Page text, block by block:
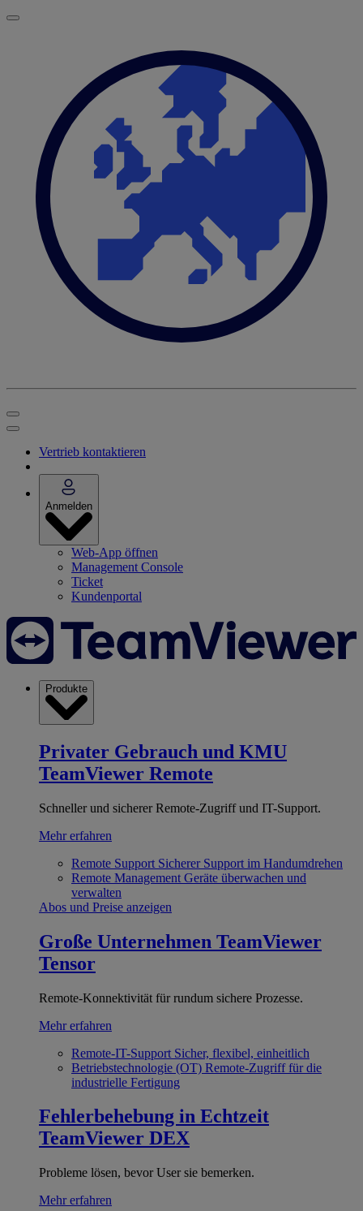
Vertrieb kontaktieren
Anmelden
Web-App öffnen
Management Console
Ticket
Kundenportal
Produkte
Privater Gebrauch und KMU
TeamViewer Remote
Schneller und sicherer Remote-Zugriff und IT-Support.
Mehr erfahren
Remote Support Sicherer Support im Handumdrehen
Remote Management Geräte überwachen und
verwalten
Abos und Preise anzeigen
Große Unternehmen TeamViewer
Tensor
Remote-Konnektivität für rundum sichere Prozesse.
Mehr erfahren
Remote-IT-Support Sicher, flexibel, einheitlich
Betriebstechnologie (OT) Remote-Zugriff für die
industrielle Fertigung
Fehlerbehebung in Echtzeit
TeamViewer DEX
Probleme lösen, bevor User sie bemerken.
Mehr erfahren